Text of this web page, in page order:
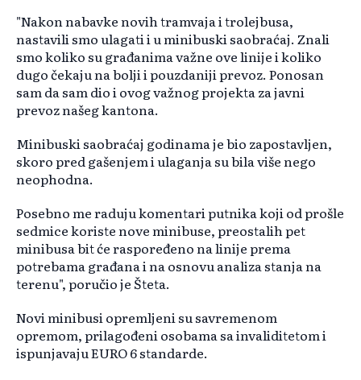
"Nakon nabavke novih tramvaja i trolejbusa,
nastavili smo ulagati i u minibuski saobraćaj. Znali
smo koliko su građanima važne ove linije i koliko
dugo čekaju na bolji i pouzdaniji prevoz. Ponosan
sam da sam dio i ovog važnog projekta za javni
prevoz našeg kantona.
Minibuski saobraćaj godinama je bio zapostavljen,
skoro pred gašenjem i ulaganja su bila više nego
neophodna.
Posebno me raduju komentari putnika koji od prošle
sedmice koriste nove minibuse, preostalih pet
minibusa bit će raspoređeno na linije prema
potrebama građana i na osnovu analiza stanja na
terenu", poručio je Šteta.
Novi minibusi opremljeni su savremenom
opremom, prilagođeni osobama sa invaliditetom i
ispunjavaju EURO 6 standarde.